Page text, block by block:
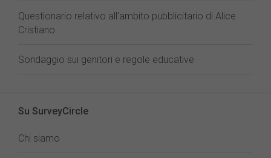
Questionario relativo all'ambito pubblicitario di Alice
Cristiano
Sondaggio sui genitori e regole educative
Su SurveyCircle
Chi siamo